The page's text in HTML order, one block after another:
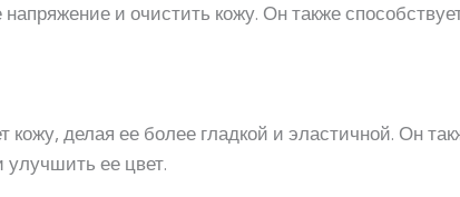
и очистить кожу. Он также
делая ее более гладкой и эластичной. Он
улучшить ее цвет.